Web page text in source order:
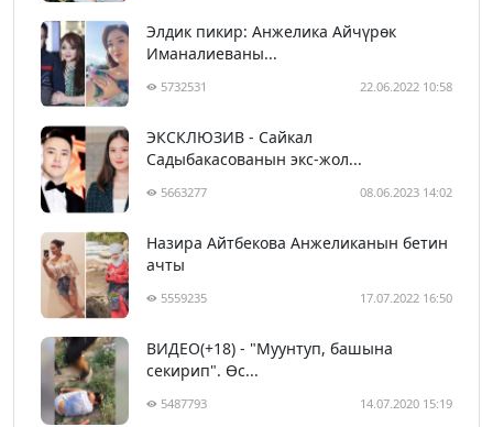
Элдик пикир: Анжелика Айчүрөк
Иманалиеваны...
5732531 22.06.2022 10:58
ЭКСКЛЮЗИВ - Сайкал
Садыбакасованын экс-жол...
5663277 08.06.2023 14:02
Назира Айтбекова Анжеликанын бетин
ачты
5559235 17.07.2022 16:50
ВИДЕО(+18) - "Муунтуп, башына
секирип". Өс...
5487793 14.07.2020 15:19